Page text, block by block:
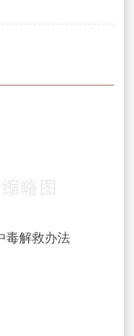
毒解救办法